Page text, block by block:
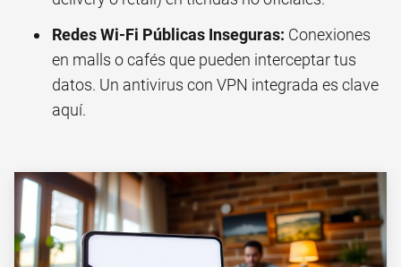
Redes Wi-Fi Públicas Inseguras: Conexiones
en malls o cafés que pueden interceptar tus
datos. Un antivirus con VPN integrada es clave
aquí.